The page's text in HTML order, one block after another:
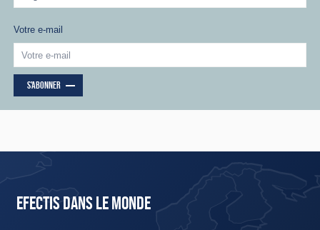
Votre e-mail
S'ABONNER
EFECTIS DANS LE MONDE